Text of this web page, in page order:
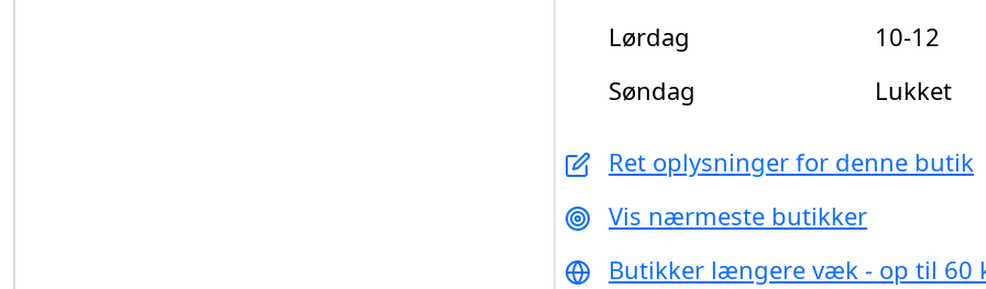
Lørdag
10-12
Søndag
Lukket
Ret oplysninger for denne butik
Vis nærmeste butikker
Butikker længere væk - op til 60